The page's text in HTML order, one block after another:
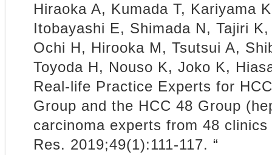
Hiraoka A, Kumada T, Kariyama
Itobayashi E, Shimada N, Tajiri
Ochi H, Hirooka M, Tsutsui A,
Toyoda H, Nouso K, Joko K,
Real-life Practice Experts for
Group and the HCC 48 Group
carcinoma experts from 48
Res. 2019;49(1):111-117. “